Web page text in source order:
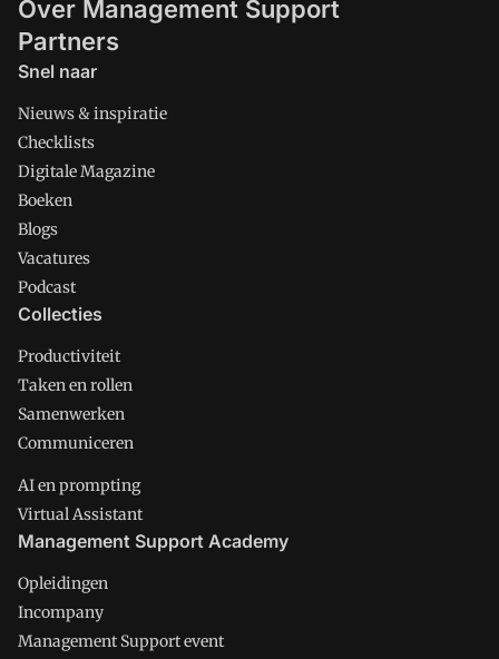
Over Management Support
Partners
Snel naar
Nieuws & inspiratie
Checklists
Digitale Magazine
Boeken
Blogs
Vacatures
Podcast
Collecties
Productiviteit
Taken en rollen
Samenwerken
Communiceren
AI en prompting
Virtual Assistant
Management Support Academy
Opleidingen
Incompany
Management Support event